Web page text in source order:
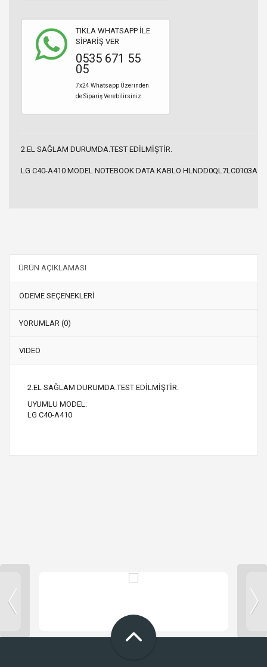
TIKLA WHATSAPP İLE
SİPARİŞ VER
0535 671 55
05
7x24 Whatsapp Üzerinden
de Sipariş Verebilirsiniz.
2.EL SAĞLAM DURUMDA.TEST EDİLMİŞTİR.
LG C40-A410 MODEL NOTEBOOK DATA KABLO HLNDD0QL7LC0103A
ÜRÜN AÇIKLAMASI
ÖDEME SEÇENEKLERİ
YORUMLAR (0)
VIDEO
2.EL SAĞLAM DURUMDA.TEST EDİLMİŞTİR.
UYUMLU MODEL:
LG C40-A410